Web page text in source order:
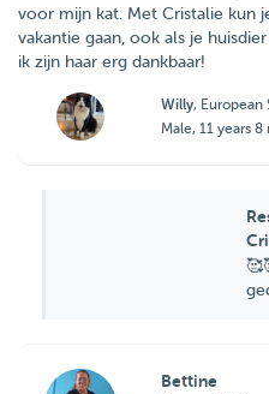
voor mijn kat. Met Cristalie kun
vakantie gaan, ook als je
ik zijn haar erg dankbaar!
Willy, European
Male, 11 years
Bettine